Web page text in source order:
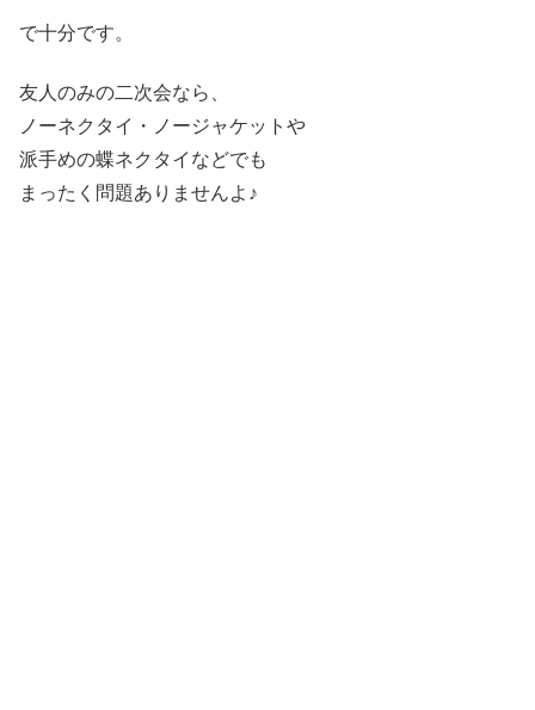
で十分です。
友人のみの二次会なら、
ノーネクタイ・ノージャケットや
派手めの蝶ネクタイなどでも
まったく問題ありませんよ♪